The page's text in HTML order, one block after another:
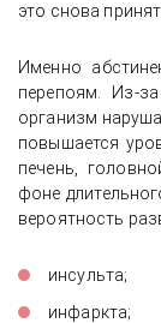
это снова
Именно
перепоям. Из-
организм
повышается
печень,
фоне
вероятность
инсульта;
инфаркта;